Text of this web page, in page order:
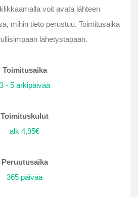
voit avata lähteen
mihin tieto perustuu. Toimitusaika
lähetystapaan.
Toimitusaika
3 - 5 arkipäivää
Toimituskulut
alk 4,95€
Peruutusaika
365 päivää